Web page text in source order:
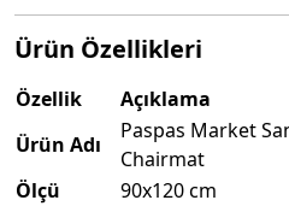
Ürün Özellikleri
Özellik
Açıklama
Ürün Adı
Paspas Market
Chairmat
Ölçü
90x120 cm